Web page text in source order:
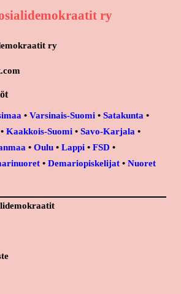
ry
ry
• Varsinais-Suomi • Satakunta •
• Kaakkois-Suomi • Savo-Karjala •
• Oulu • Lappi • FSD •
• Demariopiskelijat • Nuoret